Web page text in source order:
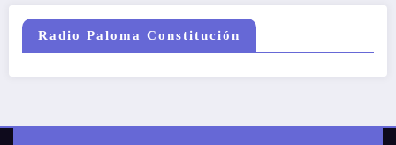
Radio Paloma Constitución